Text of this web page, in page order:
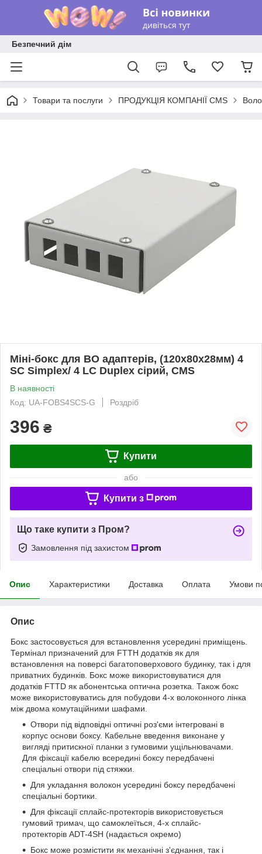
Безпечний дім
Товари та послуги ПРОДУКЦІЯ КОМПАНІЇ CMS
Міні-бокс для ВО адаптерів, (120х80х28мм) 4
SC Simplex/ 4 LC Duplex сірий, CMS
В наявності
Код: UA-FOBS4SCS-G
Роздріб
396 ₴
Купити
або
Купити з
Що таке купити з Пром?
Замовлення під захистом
Опис Характеристики Доставка Оплата Умови
Опис
Бокс застосовується для встановлення усередині приміщень.
Термінал призначений для FTTH додатків як для
встановлення на поверсі багатоповерхового будинку, так і для
приватних будинків. Бокс може використовуватися для
додатків FTTD як абонентська оптична розетка. Також бокс
може використовуватись для побудови 4-х волоконного лінка
між двома комутаційними шафами.
Отвори під відповідні оптичні роз'єми інтегровані в
корпус основи боксу. Кабельне введення виконане у
вигляді притискної планки з гумовими ущільнювачами.
Для фіксації кабелю всередині боксу передбачені
спеціальні отвори під стяжки.
Для укладання волокон усередині боксу передбачені
спеціальні бортики.
Для фіксації сплайс-протекторів використовується
гумовий тримач, що самоклеїться, 4-х сплайс-
протекторів ADT-4SH (надається окремо)
Бокс може розмістити як механічні з'єднання, так і